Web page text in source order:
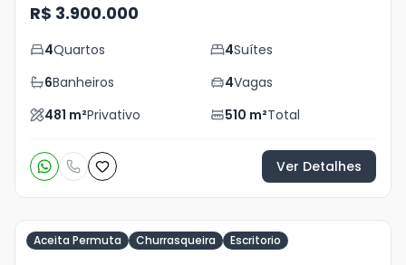
R$ 3.900.000
4Quartos 4Suítes
6Banheiros 4Vagas
481 m²Privativo 510 m²Total
Ver Detalhes
Aceita Permuta Churrasqueira Escritorio